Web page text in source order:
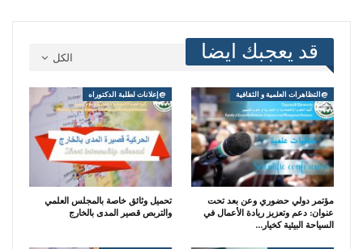
الكل قد يعجبك ايضا
@التظاهرات العلمية و الثقافية
مؤتمر دولي حضوري وعن بعد تحت
عنوان: دعم وتعزيز ريادة الأعمال في
السياحة البيئية كخيار…
@إعلانات لطلبة الدكتوراه
تحميل وثائق خاصة بالمجلس العلمي
والتربص قصير المدى بالخارج